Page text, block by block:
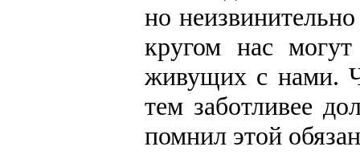
но
кругом нас
живущих с нами.
тем заботливее
помнил этой